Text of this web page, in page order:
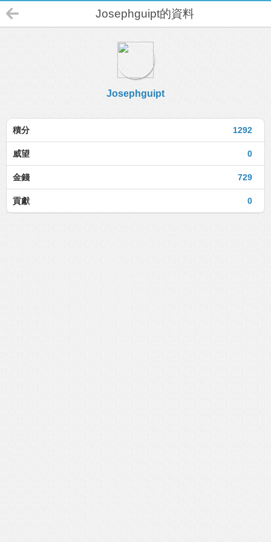
Josephguipt的資料
Josephguipt
1292
積分
0
威望
729
金錢
0
貢獻